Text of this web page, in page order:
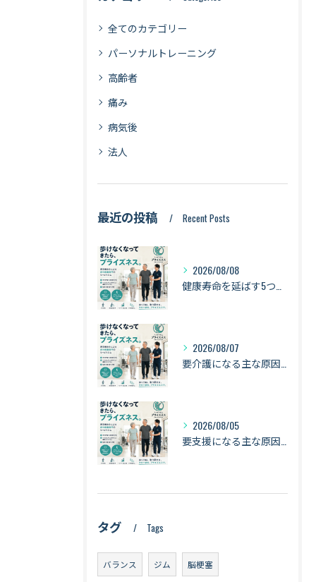
全てのカテゴリー
パーソナルトレーニング
高齢者
痛み
病気後
法人
最近の投稿 Recent Posts
2026/08/08
2026/08/07
2026/08/05
タグ Tags
バランス ジム 脳梗塞